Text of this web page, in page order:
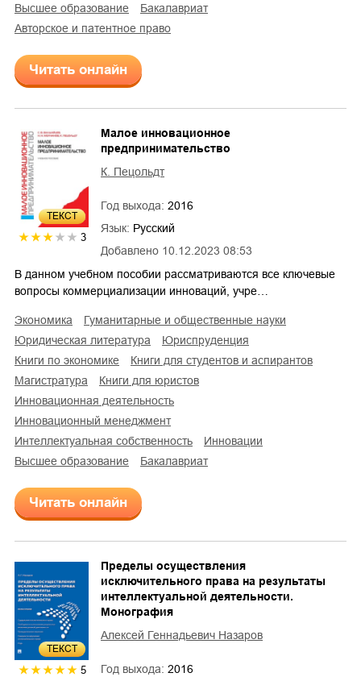
высшее образование
бакалавриат
авторское и патентное право
Читать онлайн
ТЕКСТ
3
Добавлено 10.12.2023 08:53
Малое инновационное
предпринимательство
К. Пецольдт
Год выхода: 2016
Язык: Русский
В данном учебном пособии рассматриваются все ключевые
вопросы коммерциализации инноваций, учре…
экономика
гуманитарные и общественные науки
юридическая литература
юриспруденция
книги по экономике
книги для студентов и аспирантов
магистратура
книги для юристов
инновационная деятельность
инновационный менеджмент
интеллектуальная собственность
инновации
высшее образование
бакалавриат
Читать онлайн
ТЕКСТ
5
Пределы осуществления
исключительного права на результаты
интеллектуальной деятельности.
Монография
Алексей Геннадьевич Назаров
Год выхода: 2016